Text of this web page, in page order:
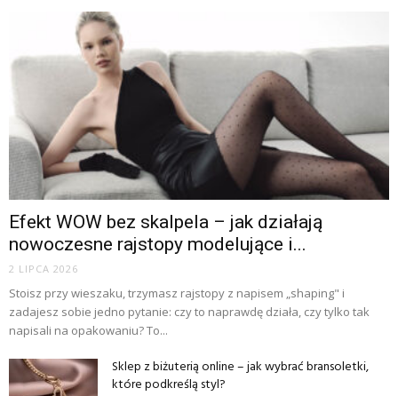
Efekt WOW bez skalpela – jak działają
nowoczesne rajstopy modelujące i...
2 LIPCA 2026
Stoisz przy wieszaku, trzymasz rajstopy z napisem „shaping" i
zadajesz sobie jedno pytanie: czy to naprawdę działa, czy tylko tak
napisali na opakowaniu? To...
Sklep z biżuterią online – jak wybrać bransoletki,
które podkreślą styl?